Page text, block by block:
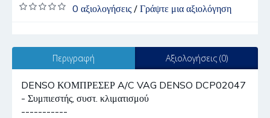
0 αξιολογήσεις/ Γράψτε μια αξιολόγηση
Περιγραφή Αξιολογήσεις (0)
DENSO ΚΟΜΠΡΕΣΕΡ A/C VAG DENSO DCP02047
- Συμπιεστής, συστ. κλιματισμού
-----------